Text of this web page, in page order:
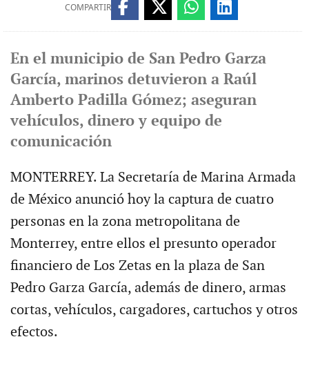
COMPARTIR
En el municipio de San Pedro Garza
García, marinos detuvieron a Raúl
Amberto Padilla Gómez; aseguran
vehículos, dinero y equipo de
comunicación
MONTERREY. La Secretaría de Marina Armada
de México anunció hoy la captura de cuatro
personas en la zona metropolitana de
Monterrey, entre ellos el presunto operador
financiero de Los Zetas en la plaza de San
Pedro Garza García, además de dinero, armas
cortas, vehículos, cargadores, cartuchos y otros
efectos.